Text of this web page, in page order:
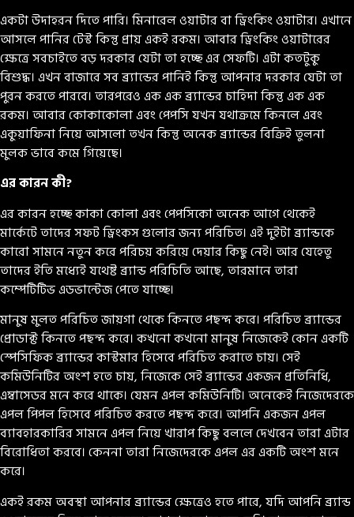
একটা উদাহরন দিতে পারি। মিনারেল ওয়াটার বা ড্রিংকিং ওয়াটার। এখানে
আসলে পানির টেস্ট কিন্তু প্রায় একই রকম। আবার ড্রিংকিং ওয়াটারের
ক্ষেত্রে সবচাইতে বড় দরকার যেটা তা হচ্ছে এর সেফটি। এটা কতটুকু
বিশুদ্ধ। এখন বাজারে সব ব্র্যান্ডের পানিই কিন্তু আপনার দরকার যেটা তা
পুরন করতে পারবে। তারপরেও এক এক ব্র্যান্ডের চাহিদা কিন্তু এক এক
রকম। আবার কোকাকোলা এবং পেপসি যখন যথাক্রমে কিনলে এবং
একুয়াফিনা নিয়ে আসলো তখন কিন্তু অনেক ব্র্যান্ডের বিক্রিই তুলনা
মুলক ভাবে কমে গিয়েছে।
এর কারন কী?
এর কারন হচ্ছে কাকা কোলা এবং পেপসিকো অনেক আগে থেকেই
মার্কেটে তাদের সফট ড্রিংকস গুলোর জন্য পরিচিত। এই দুইটা ব্র্যান্ডকে
কারো সামনে নতুন করে পরিচয় করিয়ে দেয়ার কিছু নেই। আর যেহেতু
তাদের ইতি মধ্যেই যথেষ্ট ব্র্যান্ড পরিচিতি আছে, তারমানে তারা
কম্পেটিটিভ এডভান্টেজ পেতে যাচ্ছে।
মানুষ মুলত পরিচিত জায়গা থেকে কিনতে পছন্দ করে। পরিচিত ব্র্যান্ডের
প্রোডাক্ট কিনতে পছন্দ করে। কখনো কখনো মানুষ নিজেকেই কোন একটি
স্পেসিফিক ব্র্যান্ডের কাস্টমার হিসেবে পরিচিত করাতে চায়। সেই
কমিউনিটির অংশ হতে চায়, নিজেকে সেই ব্র্যান্ডের একজন প্রতিনিধি,
এম্বাসেডর মনে করে থাকে। যেমন এপল কমিউনিটি। অনেকেই নিজেদেরকে
এপল পিপল হিসেবে পরিচিত করতে পছন্দ করে। আপনি একজন এপল
ব্যাবহারকারির সামনে এপল নিয়ে খারাপ কিছু বললে দেখবেন তারা এটার
বিরোধিতা করবে। কেননা তারা নিজেদেরকে এপল এর একটি অংশ মনে
করে।
একই রকম অবস্থা আপনার ব্র্যান্ডের ক্ষেত্রেও হতে পারে, যদি আপনি ব্র্যান্ড